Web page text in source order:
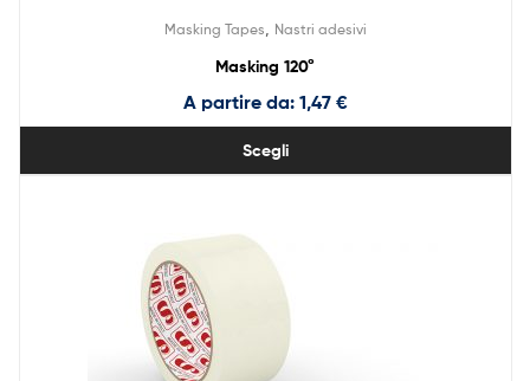
Masking Tapes Nastri adesivi
Masking 120°
A partire da: 1,47 €
Scegli